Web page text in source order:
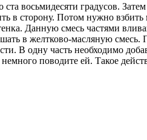
восьмидесяти градусов.
в сторону. Потом нужно взбить
Данную смесь частями
в желтково-масляную смесь.
В одну часть необходимо
поводите ей. Такое